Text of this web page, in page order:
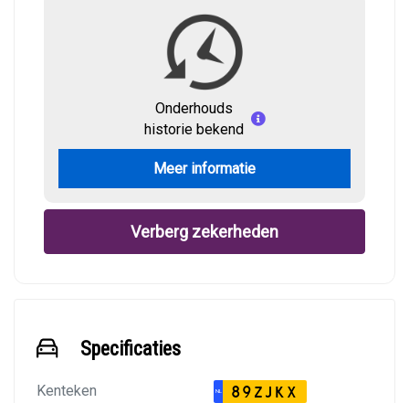
Onderhouds
historie bekend
Meer informatie
Verberg zekerheden
Specificaties
Kenteken NL 89ZJKX